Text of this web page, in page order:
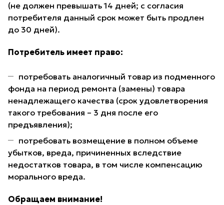
(не должен превышать 14 дней; с согласия
потребителя данный срок может быть продлен
до 30 дней).
Потребитель имеет право:
потребовать аналогичный товар из подменного
фонда на период ремонта (замены) товара
ненадлежащего качества (срок удовлетворения
такого требования – 3 дня после его
предъявления);
потребовать возмещение в полном объеме
убытков, вреда, причиненных вследствие
недостатков товара, в том числе компенсацию
морального вреда.
Обращаем внимание!